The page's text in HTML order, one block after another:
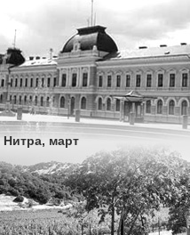
Нитра, март